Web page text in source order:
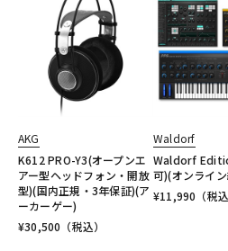
AKG
K612 PRO-Y3(オープンエ
アー型ヘッドフォン・開放
型)(国内正規・3年保証)(ア
ーカーゲー)
¥30,500 （税込）
Waldorf
Waldorf
可)(オンライ
¥11,990 （税込